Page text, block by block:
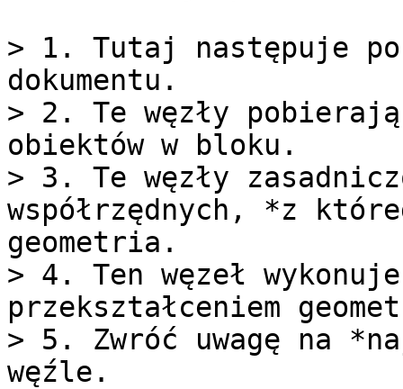
> 1. Tutaj następuje
dokumentu.
> 2. Te węzły pobierają
obiektów w bloku.
> 3. Te węzły
współrzędnych, *z
geometria.
> 4. Ten węzeł
przekształceniem
> 5. Zwróć uwagę na
węźle.